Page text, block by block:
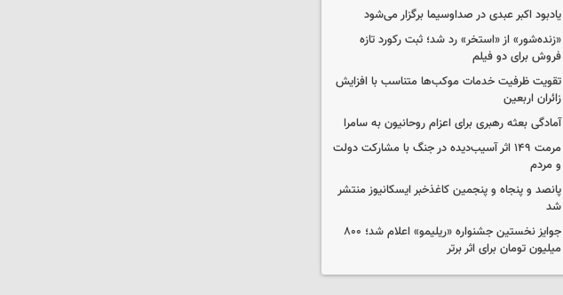
یادبود اکبر عبدی در صداوسیما برگزار می‌شود
«زنده‌شور» از «استخر» رد شد؛ ثبت رکورد تازه
فروش برای دو فیلم
تقویت ظرفیت خدمات موکب‌ها متناسب با افزایش
زائران اربعین
آمادگی بعثه رهبری برای اعزام روحانیون به سامرا
مرمت ۱۴۹ اثر آسیب‌دیده در جنگ با مشارکت دولت
و مردم
پانصد و پنجاه و پنجمین کاغذخبر ایسکانیوز منتشر
شد
جوایز نخستین جشنواره «ریلیمو» اعلام شد؛ ۸۰۰
میلیون تومان برای اثر برتر